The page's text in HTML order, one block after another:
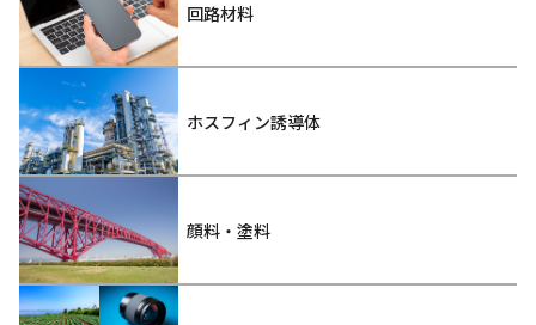
回路材料
ホスフィン誘導体
顔料・塗料